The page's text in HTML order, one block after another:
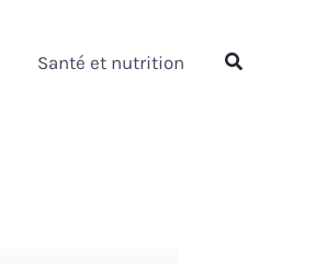
Santé et nutrition Rechercher